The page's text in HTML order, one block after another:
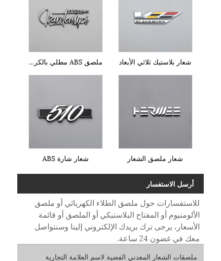
ملصق ABS مطلي بالكروم شعار بلاستيك ثلاثي الأبعاد
شعار شارة ABS شعار ملصق الشعار
أرسل الاستفسار
للاستفسارات حول ملصق الطلاء الكهربائي أو ملصق
الألومنيوم أو المفتاح البلاستيكي أو الملصق أو قائمة
الأسعار، يرجى ترك بريدك الإلكتروني إلينا وسنتواصل
معك في غضون 24 ساعة.